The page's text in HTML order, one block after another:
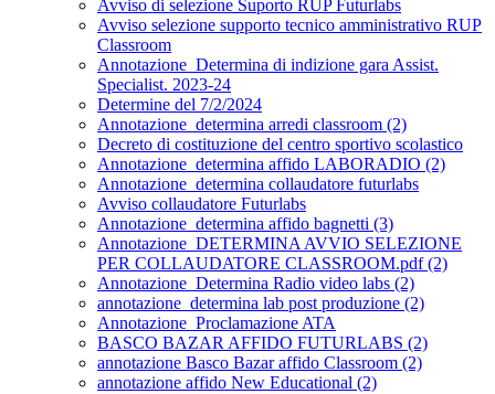
Avviso di selezione Suporto RUP Futurlabs
Avviso selezione supporto tecnico amministrativo RUP
Classroom
Annotazione_Determina di indizione gara Assist.
Specialist. 2023-24
Determine del 7/2/2024
Annotazione_determina arredi classroom (2)
Decreto di costituzione del centro sportivo scolastico
Annotazione_determina affido LABORADIO (2)
Annotazione_determina collaudatore futurlabs
Avviso collaudatore Futurlabs
Annotazione_determina affido bagnetti (3)
Annotazione_DETERMINA AVVIO SELEZIONE
PER COLLAUDATORE CLASSROOM.pdf (2)
Annotazione_Determina Radio video labs (2)
annotazione_determina lab post produzione (2)
Annotazione_Proclamazione ATA
BASCO BAZAR AFFIDO FUTURLABS (2)
annotazione Basco Bazar affido Classroom (2)
annotazione affido New Educational (2)